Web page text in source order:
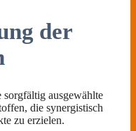
der
sorgfältig ausgewählte
die synergistisch
zu erzielen.